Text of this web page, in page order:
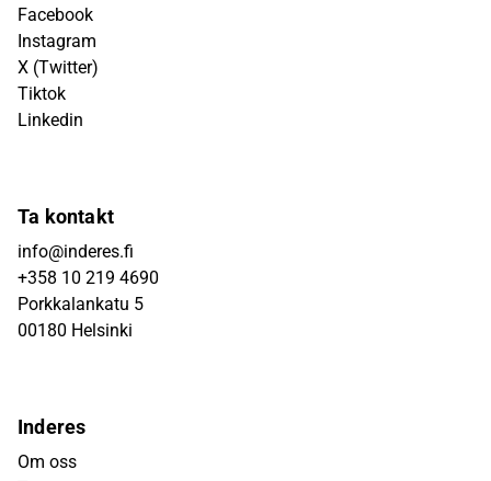
Facebook
Instagram
X (Twitter)
Tiktok
Linkedin
Ta kontakt
info@inderes.fi
+358 10 219 4690
Porkkalankatu 5
00180 Helsinki
Inderes
Om oss